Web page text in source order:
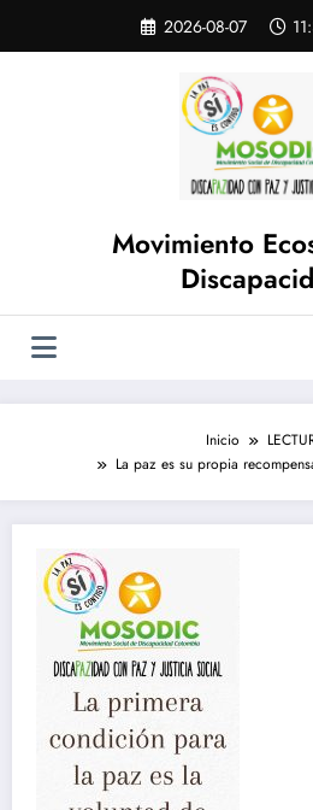
contenido
2026-08-07
Movimiento
Inicio
La paz es su propia